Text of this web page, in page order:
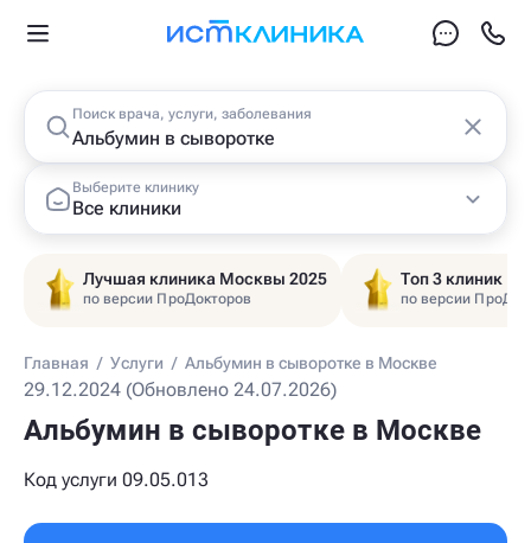
Поиск врача, услуги, заболевания
Выберите клинику
Все клиники
Лучшая клиника Москвы 2025
по версии ПроДокторов
Топ 3 клиник
по версии
Главная / Услуги / Альбумин в сыворотке в Москве
29.12.2024 (Обновлено 24.07.2026)
Альбумин в сыворотке в Москве
Код услуги 09.05.013